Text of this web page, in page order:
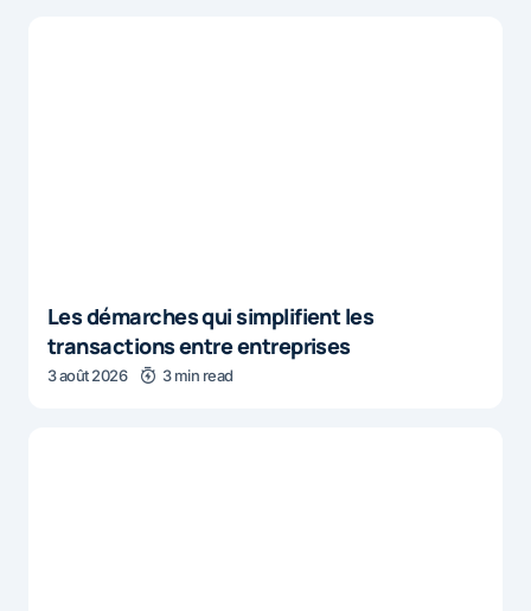
Les démarches qui simplifient les
transactions entre entreprises
3 août 2026 3 min read